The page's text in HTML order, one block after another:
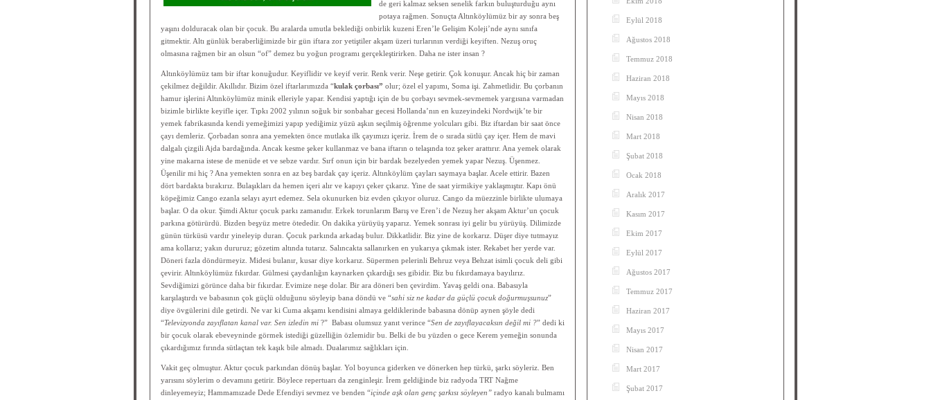
de geri kalmaz seksen senelik farkın buluşturduğu aynı
potaya rağmen. Sonuçta Altınköylümüz bir ay sonra beş
yaşını dolduracak olan bir çocuk. Bu aralarda umutla beklediği onbirlik kuzeni Eren’le Gelişim Koleji’nde aynı sınıfa
gitmektir. Altı günlük beraberliğimizde bir gün iftara zor yetiştiler akşam üzeri turlarının verdiği keyiften. Nezuş oruç
olmasına rağmen bir an olsun “of” demez bu yoğun programı gerçekleştirirken. Daha ne ister insan ?
Altınköylümüz tam bir iftar konuğudur. Keyiflidir ve keyif verir. Renk verir. Neşe getirir. Çok konuşur. Ancak hiç bir zaman
çekilmez değildir. Akıllıdır. Bizim özel iftarlarımızda “kulak çorbası” olur; özel el yapımı, Soma işi. Zahmetlidir. Bu çorbanın
hamur işlerini Altınköylümüz minik elleriyle yapar. Kendisi yaptığı için de bu çorbayı sevmek-sevmemek yargısına varmadan
bizimle birlikte keyifle içer. Tıpkı 2002 yılının soğuk bir sonbahar gecesi Hollanda’nın en kuzeyindeki Nordwijk’te bir
yemek fabrikasında kendi yemeğimizi yapıp yediğimiz yüzü aşkın seçilmiş öğrenme yolcuları gibi. Biz iftardan bir saat önce
çayı demleriz. Çorbadan sonra ana yemekten önce mutlaka ilk çayımızı içeriz. İrem de o sırada sütlü çay içer. Hem de mavi
dalgalı çizgili Ajda bardağında. Ancak kesme şeker kullanmaz ve bana iftarın o telaşında toz şeker arattırır. Ana yemek olarak
yine makarna istese de menüde et ve sebze vardır. Sırf onun için bir bardak bezelyeden yemek yapar Nezuş. Üşenmez.
Üşenilir mi hiç ? Ana yemekten sonra en az beş bardak çay içeriz. Altınköylüm çayları saymaya başlar. Acele ettirir. Bazen
dört bardakta bırakırız. Bulaşıkları da hemen içeri alır ve kapıyı çeker çıkarız. Yine de saat yirmikiye yaklaşmıştır. Kapı önü
köpeğimiz Cango ezanla selayı ayırt edemez. Sela okunurken biz evden çıkıyor oluruz. Cango da müezzinle birlikte ulumaya
başlar. O da okur. Şimdi Aktur çocuk parkı zamanıdır. Erkek torunlarım Barış ve Eren’i de Nezuş her akşam Aktur’un çocuk
parkına götürürdü. Bizden beşyüz metre ötededir. On dakika yürüyüş yaparız. Yemek sonrası iyi gelir bu yürüyüş. Dilimizde
günün türküsü vardır yineleyip duran. Çocuk parkında arkadaş bulur. Dikkatlidir. Biz yine de korkarız. Düşer diye tutmayız
ama kollarız; yakın dururuz; gözetim altında tutarız. Salıncakta sallanırken en yukarıya çıkmak ister. Rekabet her yerde var.
Döneri fazla döndürmeyiz. Midesi bulanır, kusar diye korkarız. Süpermen pelerinli Behruz veya Behzat isimli çocuk deli gibi
çevirir. Altınköylümüz fıkırdar. Gülmesi çaydanlığın kaynarken çıkardığı ses gibidir. Biz bu fıkırdamaya bayılırız.
Sevdiğimizi görünce daha bir fıkırdar. Evimize neşe dolar. Bir ara döneri ben çevirdim. Yavaş geldi ona. Babasıyla
karşılaştırdı ve babasının çok güçlü olduğunu söyleyip bana döndü ve “sahi siz ne kadar da güçlü çocuk doğurmuşsunuz”
diye övgülerini dile getirdi. Ne var ki Cuma akşamı kendisini almaya geldiklerinde babasına dönüp aynen şöyle dedi
“Televizyonda zayıflatan kanal var. Sen izledin mi ?” Babası olumsuz yanıt verince “Sen de zayıflayacaksın değil mi ?” dedi ki
bir çocuk olarak ebeveyninde görmek istediği güzelliğin özlemidir bu. Belki de bu yüzden o gece Kerem yemeğin sonunda
çıkardığımız fırında sütlaçtan tek kaşık bile almadı. Dualarımız sağlıkları için.
Vakit geç olmuştur. Aktur çocuk parkından dönüş başlar. Yol boyunca giderken ve dönerken hep türkü, şarkı söyleriz. Ben
yarısını söylerim o devamını getirir. Böylece repertuarı da zenginleşir. İrem geldiğinde biz radyoda TRT Nağme
dinleyemeyiz; Hammamızade Dede Efendiyi sevmez ve benden “içinde aşk olan genç şarkısı söyleyen” radyo kanalı bulmamı
Eylül 2018
Ağustos 2018
Temmuz 2018
Haziran 2018
Mayıs 2018
Nisan 2018
Mart 2018
Şubat 2018
Ocak 2018
Aralık 2017
Kasım 2017
Ekim 2017
Eylül 2017
Ağustos 2017
Temmuz 2017
Haziran 2017
Mayıs 2017
Nisan 2017
Mart 2017
Şubat 2017